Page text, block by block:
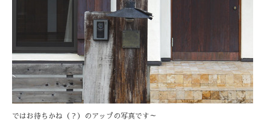
ではお待ちかね（？）のアップの写真です～